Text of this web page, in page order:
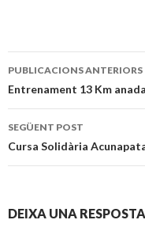
Publiqui
navegació
PUBLICACIONS ANTERIORS
Entrenament 13 Km
SEGÜENT POST
Cursa Solidària
DEIXA UNA RESPOSTA